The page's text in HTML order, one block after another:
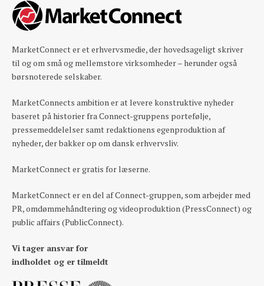
MarketConnect er et erhvervsmedie, der hovedsageligt skriver
til og om små og mellemstore virksomheder – herunder også
børsnoterede selskaber.
MarketConnects ambition er at levere konstruktive nyheder
baseret på historier fra Connect-gruppens portefølje,
pressemeddelelser samt redaktionens egenproduktion af
nyheder, der bakker op om dansk erhvervsliv.
MarketConnect er gratis for læserne.
MarketConnect er en del af Connect-gruppen, som arbejder med
PR, omdømmehåndtering og videoproduktion (PressConnect) og
public affairs (PublicConnect).
Vi tager ansvar for
indholdet og er tilmeldt